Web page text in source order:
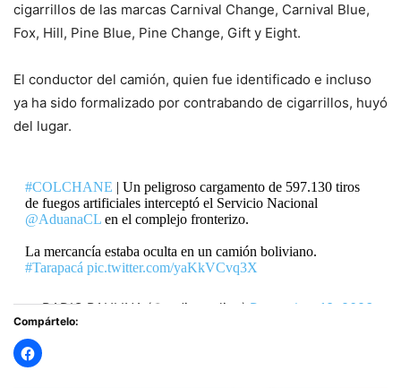
cigarrillos de las marcas Carnival Change, Carnival Blue,
Fox, Hill, Pine Blue, Pine Change, Gift y Eight.
El conductor del camión, quien fue identificado e incluso
ya ha sido formalizado por contrabando de cigarrillos, huyó
del lugar.
#COLCHANE | Un peligroso cargamento de 597.130 tiros
de fuegos artificiales interceptó el Servicio Nacional
@AduanaCLen el complejo fronterizo.
La mercancía estaba oculta en un camión boliviano.
#Tarapacá pic.twitter.com/yaKkVCvq3X
— RADIO PAULINA (@radiopaulina) December 18, 2023
Compártelo: